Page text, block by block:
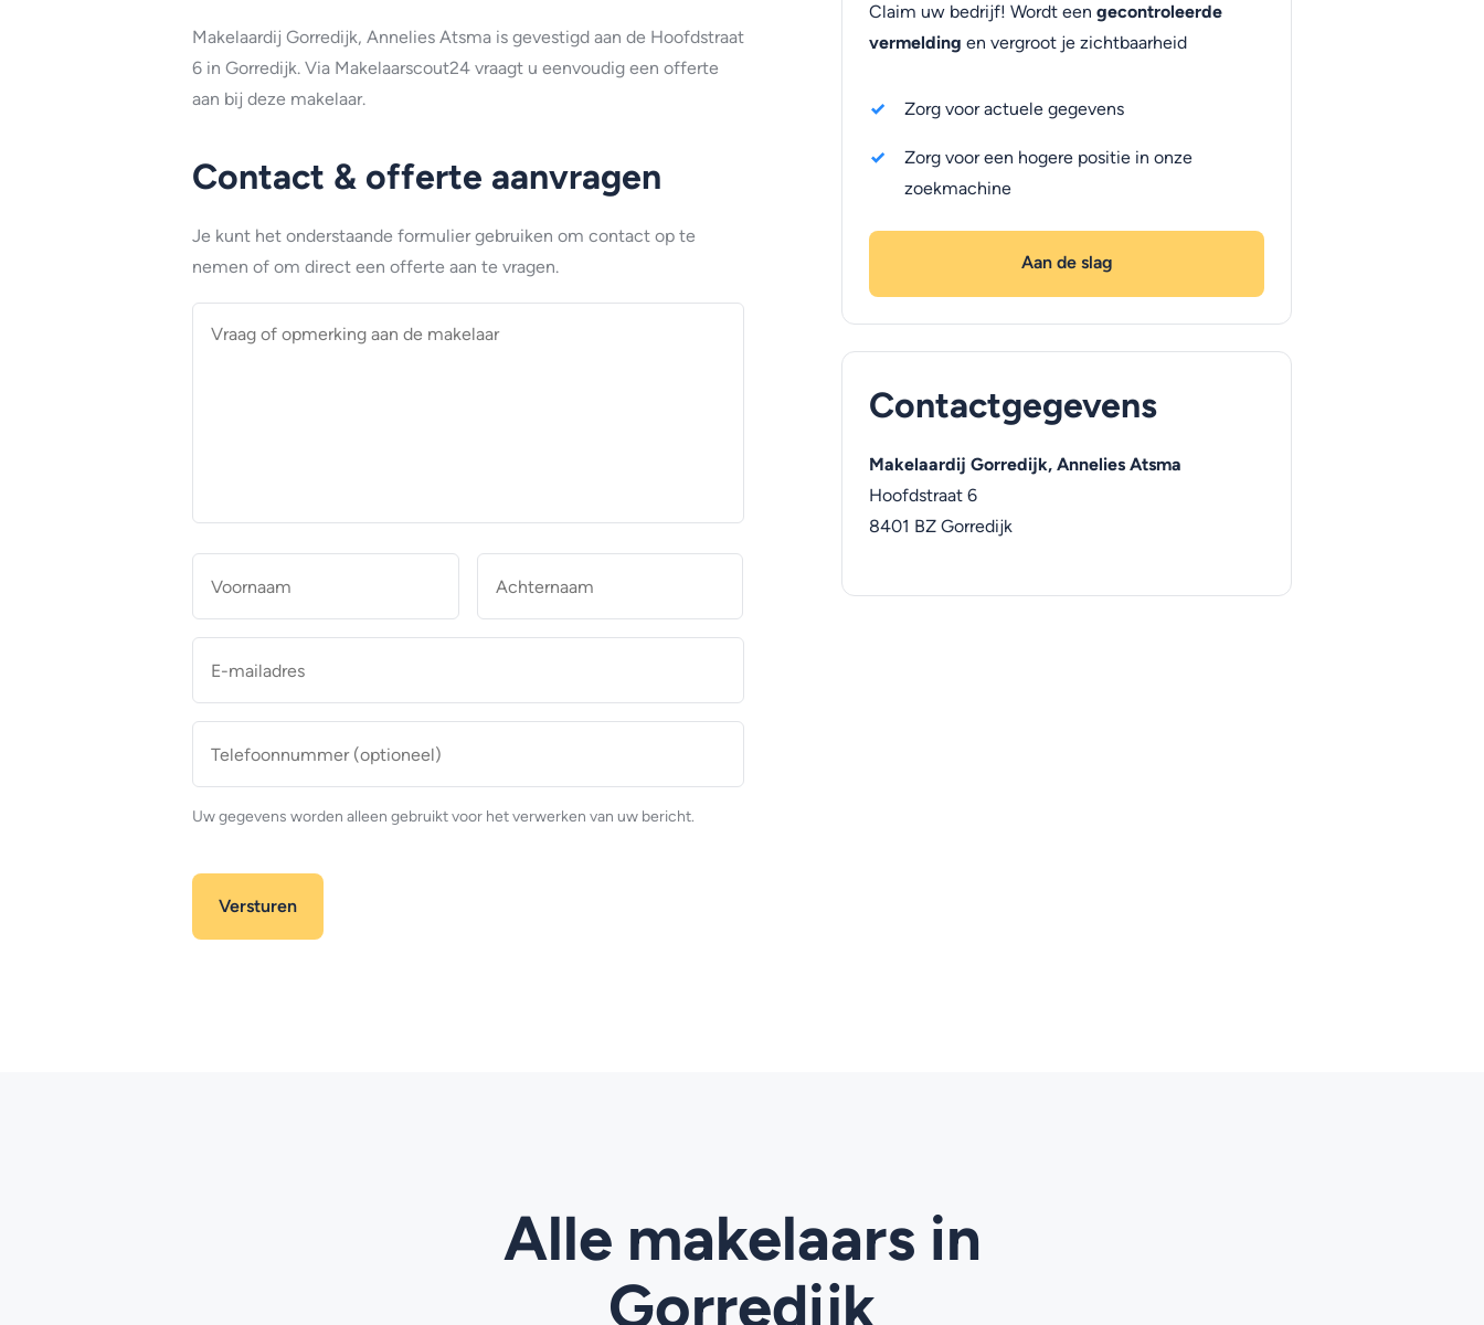
Makelaardij Gorredijk, Annelies Atsma is gevestigd aan de Hoofdstraat
6 in Gorredijk. Via Makelaarscout24 vraagt u eenvoudig een offerte
aan bij deze makelaar.
Contact & offerte aanvragen
Je kunt het onderstaande formulier gebruiken om contact op te
nemen of om direct een offerte aan te vragen.
mailadres *
(optioneel)
Uw gegevens worden alleen gebruikt voor het verwerken van uw bericht.
Claim uw bedrijf! Wordt een gecontroleerde
vermelding en vergroot je zichtbaarheid
Zorg voor actuele gegevens
Zorg voor een hogere positie in onze
zoekmachine
Aan de slag
Contactgegevens
Makelaardij Gorredijk, Annelies Atsma
Hoofdstraat 6
8401 BZ Gorredijk
Alle makelaars in
Gorredijk